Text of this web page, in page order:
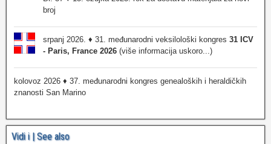
broj
srpanj 2026. ♦ 31. međunarodni veksilološki kongres 31 ICV
- Paris, France 2026 (više informacija uskoro...)
kolovoz 2026 ♦ 37. međunarodni kongres genealoških i heraldičkih
znanosti San Marino
Vidi i | See also